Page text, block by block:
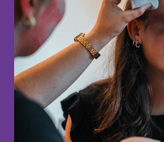
3217 Sandefjord
Norge